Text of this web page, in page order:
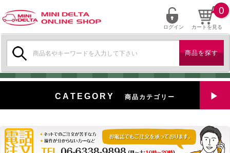
ログイン カートを見る
0
索:
CATEGORY 商品カテゴリー
特選中古車